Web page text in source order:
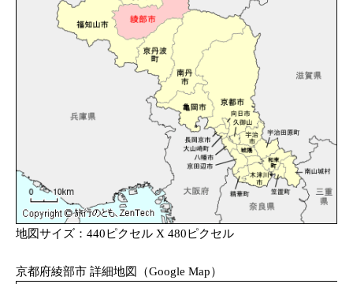
地図サイズ：440ピクセル X 480ピクセル
京都府綾部市 詳細地図（Google Map）